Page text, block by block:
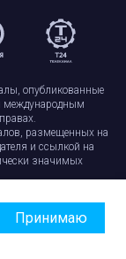
опубликованные
международным
размещенных на
и ссылкой на
значимых
данных
Принимаю